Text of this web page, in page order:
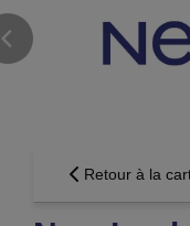
Retour à la